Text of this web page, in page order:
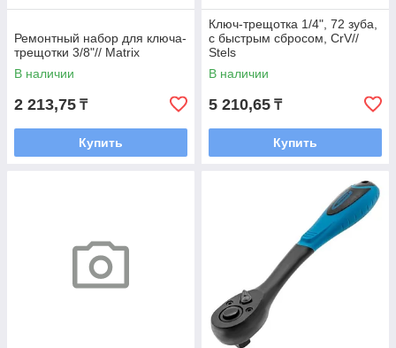
Ремонтный набор для ключа-
трещотки 3/8"// Matrix
В наличии
2 213,75 ₸
Купить
Ключ-трещотка 1/4", 72 зуба,
с быстрым сбросом, CrV//
Stels
В наличии
5 210,65 ₸
Купить